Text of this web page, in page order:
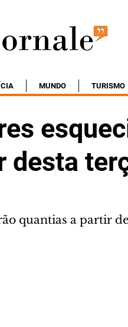
MUNDO TURISMO
desta
quantias a partir